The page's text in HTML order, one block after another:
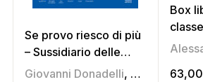
Se provo riesco di più
– Sussidiario delle
discipline 4 (area
Giovanni Donadelli, Lorenzo
Box
63,00